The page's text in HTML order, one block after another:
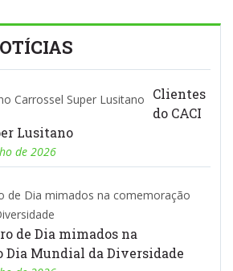
Clientes
do CACI
Lusitano
de 2026
de Dia mimados na
Dia Mundial da Diversidade